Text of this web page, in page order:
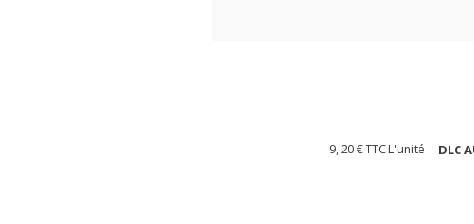
9, 20 €TTC L'unité DLC